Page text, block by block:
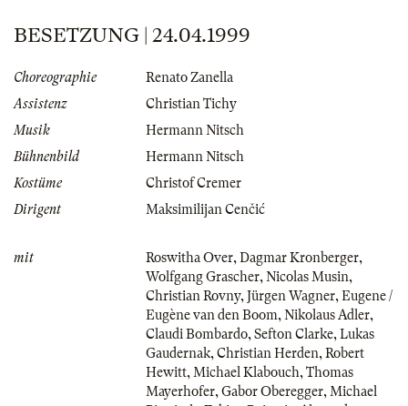
BESETZUNG | 24.04.1999
Choreographie
Renato Zanella
Assistenz
Christian Tichy
Musik
Hermann Nitsch
Bühnenbild
Hermann Nitsch
Kostüme
Christof Cremer
Dirigent
Maksimilijan Cenčić
mit Roswitha Over, Dagmar Kronberger,
Wolfgang Grascher, Nicolas Musin,
Christian Rovny, Jürgen Wagner, Eugene /
Eugène van den Boom, Nikolaus Adler,
Claudi Bombardo, Sefton Clarke, Lukas
Gaudernak, Christian Herden, Robert
Hewitt, Michael Klabouch, Thomas
Mayerhofer, Gabor Oberegger, Michael